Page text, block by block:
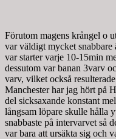
Förutom magens krångel o
var väldigt mycket snabbare
var starter varje 10-15min
dessutom var banan 3varv
varv, vilket också
Manchester har jag hört på
del sicksaxande konstant
långsam löpare skulle hålla
snabbaste på intervarvet så
var bara att ursäkta sig och